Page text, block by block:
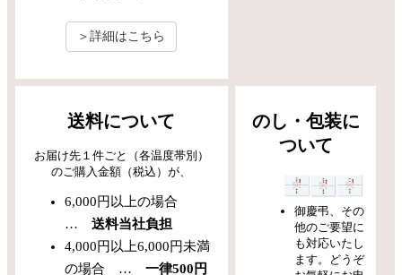
＞詳細はこちら
送料について
お届け先１件ごと（各温度帯別）
のご購入金額（税込）が、
6,000円以上の場合
… 送料当社負担
4,000円以上6,000円未満
の場合 … 一律500円
のし・包装に
ついて
御慶弔、その
他のご要望に
も対応いたし
ます。どうぞ